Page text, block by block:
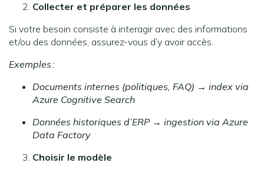
Collecter et préparer les données
Si votre besoin consiste à interagir avec des informations
et/ou des données, assurez-vous d’y avoir accès.
Exemples :
Documents internes (politiques, FAQ) → index via
Azure Cognitive Search
Données historiques d’ERP → ingestion via Azure
Data Factory
Choisir le modèle